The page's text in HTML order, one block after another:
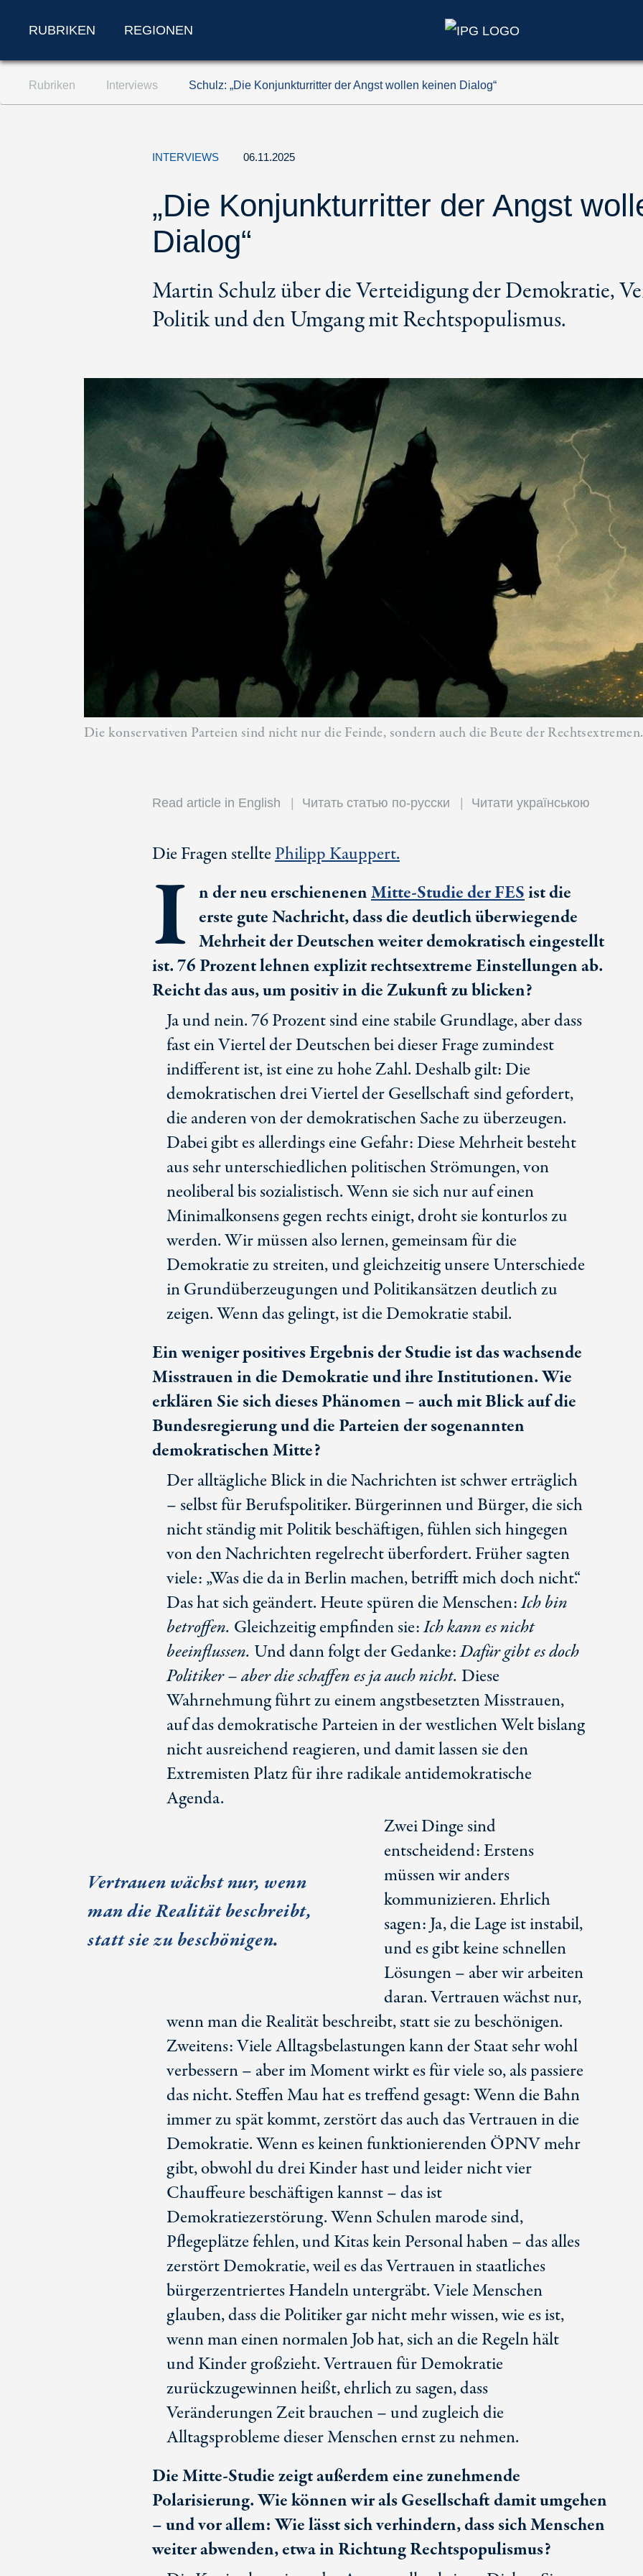
Zum Inhalt springen (Accesskey '1')
Zur Suche springen (Accesskey '2')
RUBRIKEN REGIONEN
Rubriken Interviews Schulz: „Die Konjunkturritter der Angst wollen keinen Dialog“
INTERVIEWS 06.11.2025
„Die Konjunkturritter der Angst
Dialog“
Martin Schulz über die Verteidigung der Demokratie,
Politik und den Umgang mit Rechtspopulismus.
Die konservativen Parteien sind nicht nur die Feinde, sondern auch die Beute der Rechtsextremen.
Read article in English Читать статью по-русски Читати українською
Die Fragen stelltePhilipp Kauppert.
I n der neu erschienenenMitte-Studie der FESist die
erste gute Nachricht, dass die deutlich überwiegende
Mehrheit der Deutschen weiter demokratisch eingestellt
ist.76 Prozentlehnen explizit rechtsextreme Einstellungen ab.
Reicht das aus, um positiv in die Zukunft zu blicken?
Ja und nein. 76 Prozent sind eine stabile Grundlage, aber dass
fast ein Viertel der Deutschen bei dieser Frage zumindest
indifferent ist, ist eine zu hohe Zahl. Deshalb gilt: Die
demokratischen drei Viertel der Gesellschaft sind gefordert,
die anderen von der demokratischen Sache zu überzeugen.
Dabei gibt es allerdings eine Gefahr: Diese Mehrheit besteht
aus sehr unterschiedlichen politischen Strömungen, von
neoliberal bis sozialistisch. Wenn sie sich nur auf einen
Minimalkonsens gegen rechts einigt, droht sie konturlos zu
werden. Wir müssen also lernen, gemeinsam für die
Demokratie zu streiten, und gleichzeitig unsere Unterschiede
in Grundüberzeugungen und Politikansätzen deutlich zu
zeigen. Wenn das gelingt, ist die Demokratie stabil.
Ein weniger positives Ergebnis der Studie ist das wachsende
Misstrauen in die Demokratie und ihre Institutionen. Wie
erklären Sie sich dieses Phänomen – auch mit Blick auf die
Bundesregierung und die Parteien der sogenannten
demokratischen Mitte?
Der alltägliche Blick in die Nachrichten ist schwer erträglich
– selbst für Berufspolitiker. Bürgerinnen und Bürger, die sich
nicht ständig mit Politik beschäftigen, fühlen sich hingegen
von den Nachrichten regelrecht überfordert. Früher sagten
viele: „Was die da in Berlin machen, betrifft mich doch nicht.“
Das hat sich geändert. Heute spüren die Menschen:Ich bin
betroffen. Gleichzeitig empfinden sie:Ich kann es nicht
beeinflussen. Und dann folgt der Gedanke:Dafür gibt es doch
Politiker – aber die schaffen es ja auch nicht. Diese
Wahrnehmung führt zu einem angstbesetzten Misstrauen,
auf das demokratische Parteien in der westlichen Welt bislang
nicht ausreichend reagieren, und damit lassen sie den
Extremisten Platz für ihre radikale antidemokratische
Agenda.
Vertrauen wächst nur, wenn
man die Realität beschreibt,
statt sie zu beschönigen.
Zwei Dinge sind
entscheidend: Erstens
müssen wir anders
kommunizieren. Ehrlich
sagen: Ja, die Lage ist instabil,
und es gibt keine schnellen
Lösungen – aber wir arbeiten
daran. Vertrauen wächst nur,
wenn man die Realität beschreibt, statt sie zu beschönigen.
Zweitens: Viele Alltagsbelastungen kann der Staat sehr wohl
verbessern – aber im Moment wirkt es für viele so, als passiere
das nicht. Steffen Mauhat es treffend gesagt: Wenn die Bahn
immer zu spät kommt, zerstört das auch das Vertrauen in die
Demokratie. Wenn es keinen funktionierenden ÖPNV mehr
gibt, obwohl du drei Kinder hast und leider nicht vier
Chauffeure beschäftigen kannst – das ist
Demokratiezerstörung. Wenn Schulen marode sind,
Pflegeplätze fehlen, und Kitas kein Personal haben – das alles
zerstört Demokratie, weil es das Vertrauen in staatliches
bürgerzentriertes Handeln untergräbt. Viele Menschen
glauben, dass die Politiker gar nicht mehr wissen, wie es ist,
wenn man einen normalen Job hat, sich an die Regeln hält
und Kinder großzieht. Vertrauen für Demokratie
zurückzugewinnen heißt, ehrlich zu sagen, dass
Veränderungen Zeit brauchen – und zugleich die
Alltagsprobleme dieser Menschen ernst zu nehmen.
Die Mitte-Studie zeigt außerdem eine zunehmende
Polarisierung. Wie können wir als Gesellschaft damit umgehen
– und vor allem: Wie lässt sich verhindern, dass sich Menschen
weiter abwenden, etwa in Richtung Rechtspopulismus?